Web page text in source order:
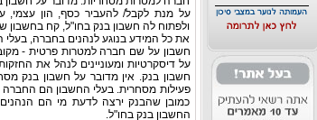
על מנת לקבל/ להעביר כסף, הון עצמי,
ולפתוח לה חשבון בנק בחו"ל, קח בחשבון
את כל המידע בנוגע לנהנים בחברה, בעלי
חשבון על שם חברה למטרות פרטית -
על דיסקרטיות ומעוניינים לנהל את
חשבון בנק. אין מדובר על חשבון בנק
פעילות מסחרית. בעלי החשבון הם החברה
כמובן שהבנק ירצה לדעת מי הם
החשבון בנק בחו"ל.